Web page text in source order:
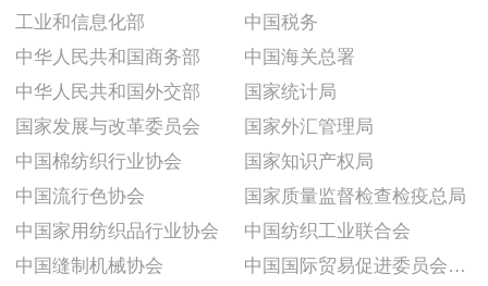
工业和信息化部
中华人民共和国商务部
中华人民共和国外交部
国家发展与改革委员会
中国税务
中国海关总署
国家统计局
国家外汇管理局
中国棉纺织行业协会
中国流行色协会
中国家用纺织品行业协会
中国缝制机械协会
国家知识产权局
国家质量监督检查检疫总局
中国纺织工业联合会
中国国际贸易促进委员会纺织行业分会